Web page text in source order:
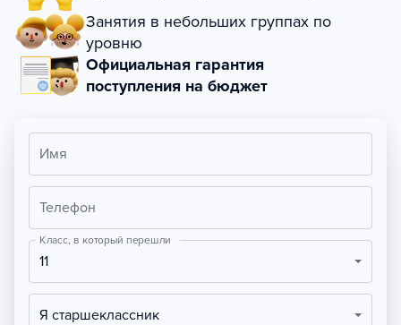
Занятия в небольших группах по
уровню
Официальная гарантия
поступления на бюджет
Имя
Телефон
Класс, в который перешли
11
Я старшеклассник